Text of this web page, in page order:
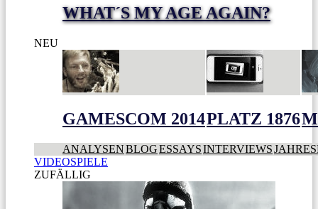
WHAT´S MY AGE AGAIN?
NEU
GAMESCOM 2014PLATZ 1876
ANALYSENBLOGESSAYSINTERVIEWS
VIDEOSPIELE
ZUFÄLLIG